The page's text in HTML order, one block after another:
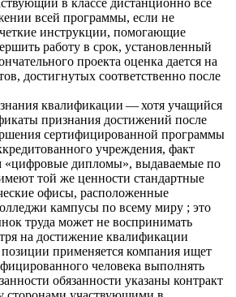
в классе дистанционно все
всей программы, если не
инструкции, помогающие
работу в срок, установленный
проекта оценка дается на
достигнутых соответственно после
квалификации — хотя учащийся
признания достижений после
сертифицированной программы
учреждения, факт
«цифровые дипломы», выдаваемые по
той же ценности стандартные
офисы, расположенные
кампусы по всему миру ; это
труда может не воспринимать
на достижение квалификации
применяется компания ищет
человека выполнять
обязанности указаны контракт